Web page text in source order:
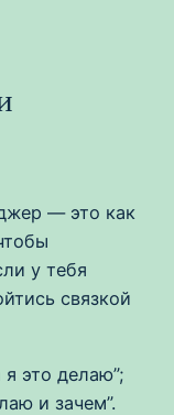
— это как
у тебя
связкой
это делаю”;
и зачем”.